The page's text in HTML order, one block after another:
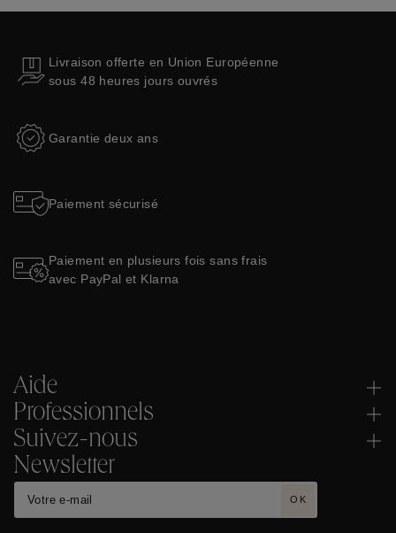
Livraison offerte en Union Européenne
sous 48 heures jours ouvrés
Garantie deux ans
Paiement sécurisé
Paiement en plusieurs fois sans frais
avec PayPal et Klarna
Aide
Professionnels
Suivez-nous
Newsletter